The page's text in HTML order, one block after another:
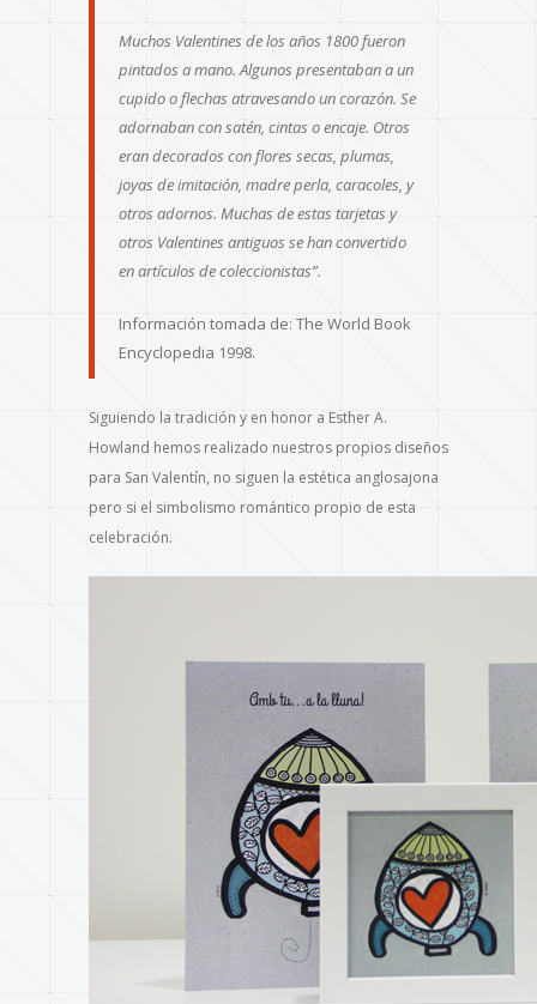
Muchos Valentines de los años 1800 fueron
pintados a mano. Algunos presentaban a un
cupido o flechas atravesando un corazón. Se
adornaban con satén, cintas o encaje. Otros
eran decorados con flores secas, plumas,
joyas de imitación, madre perla, caracoles, y
otros adornos. Muchas de estas tarjetas y
otros Valentines antiguos se han convertido
en artículos de coleccionistas”.
Información tomada de: The World Book
Encyclopedia 1998.
Siguiendo la tradición y en honor a Esther A.
Howland hemos realizado nuestros propios diseños
para San Valentín, no siguen la estética anglosajona
pero si el simbolismo romántico propio de esta
celebración.